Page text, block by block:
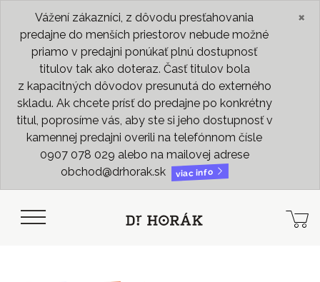
Vážení zákazníci, z dôvodu presťahovania
predajne do menších priestorov nebude možné
priamo v predajni ponúkať plnú dostupnosť
titulov tak ako doteraz. Časť titulov bola
z kapacitných dôvodov presunutá do externého
skladu. Ak chcete prísť do predajne po konkrétny
titul, poprosíme vás, aby ste si jeho dostupnosť v
kamennej predajni overili na telefónnom čísle
0907 078 029 alebo na mailovej adrese
obchod@drhorak.sk
viac info
×